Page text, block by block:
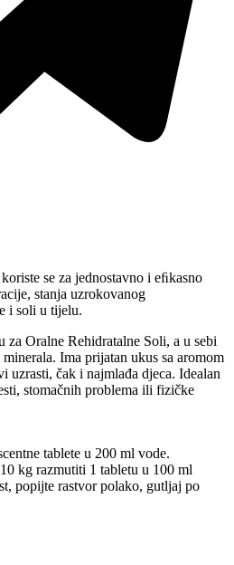
se za jednostavno i eﬁkasno
stanja uzrokovanog
i soli u tijelu.
za Oralne Rehidratalne Soli, a u sebi
Ima prijatan ukus sa aromom
uzrasti, čak i najmlađa djeca. Idealan
stomačnih problema ili fizičke
tablete u 200 ml vode.
kg razmutiti 1 tabletu u 100 ml
popijte rastvor polako, gutljaj po